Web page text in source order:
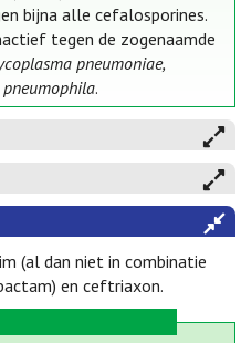
bijna alle cefalosporines.
tegen de zogenaamde
pneumoniae,
.
(al dan niet in combinatie
en ceftriaxon.